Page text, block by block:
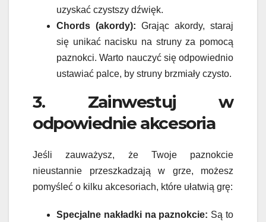
uzyskać czystszy dźwięk.
Chords (akordy): Grając akordy, staraj
się unikać nacisku na struny za pomocą
paznokci. Warto nauczyć się odpowiednio
ustawiać palce, by struny brzmiały czysto.
3. Zainwestuj w
odpowiednie akcesoria
Jeśli zauważysz, że Twoje paznokcie
nieustannie przeszkadzają w grze, możesz
pomyśleć o kilku akcesoriach, które ułatwią grę:
Specjalne nakładki na paznokcie: Są to